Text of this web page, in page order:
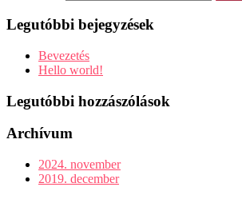
Legutóbbi bejegyzések
Bevezetés
Hello world!
Legutóbbi hozzászólások
Archívum
2024. november
2019. december